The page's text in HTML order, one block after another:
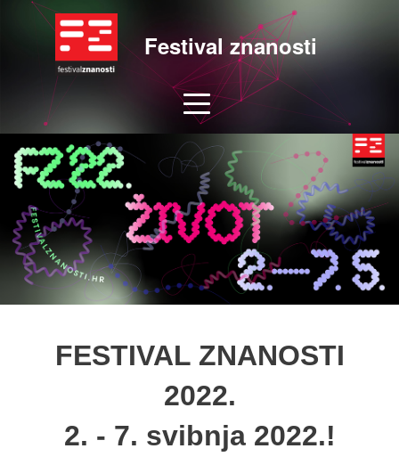
Festival znanosti
FESTIVAL ZNANOSTI
2022.
2. - 7. svibnja 2022.!